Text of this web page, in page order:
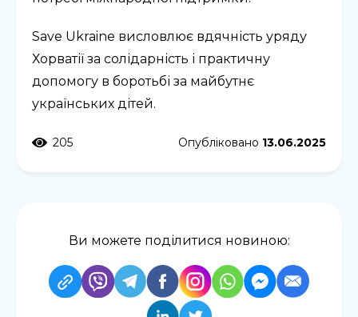
Save Ukraine висловлює вдячність уряду
Хорватії за солідарність і практичну
допомогу в боротьбі за майбутнє
українських дітей.
205 Опубліковано 13.06.2025
Ви можете поділитися новиною: